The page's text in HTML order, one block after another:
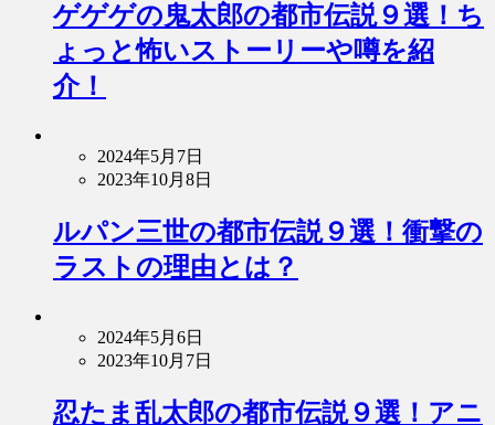
ゲゲゲの鬼太郎の都市伝説９選！ち
ょっと怖いストーリーや噂を紹
介！
2024年5月7日
2023年10月8日
ルパン三世の都市伝説９選！衝撃の
ラストの理由とは？
2024年5月6日
2023年10月7日
忍たま乱太郎の都市伝説９選！アニ